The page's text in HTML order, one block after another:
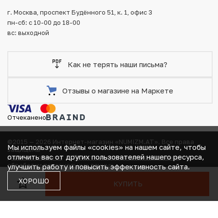
В КОРЗИНЕ
КУПИТЬ
повреждения во время доставки.
г. Москва, проспект Будённого 51, к. 1, офис 3
пн-сб: с 10-00 до 18-00
вс: выходной
©2015 — 2026 Интернет-магазин «NUMIZM.AT». Все права
защищены
Договор-оферта
Политика компании в отношении
обработки персональных данных
Согласие на получение рекламно-информационных
материалов
Как не терять наши письма?
Отзывы о магазине на Маркете
Отчеканено
Мы используем файлы «cookies» на нашем сайте, чтобы
отличить вас от других пользователей нашего ресурса,
улучшить работу и повысить эффективность сайта.
ХОРОШО